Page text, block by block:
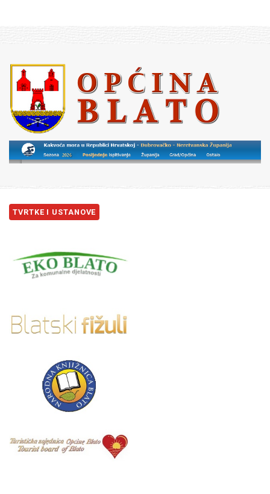
TVRTKE I USTANOVE